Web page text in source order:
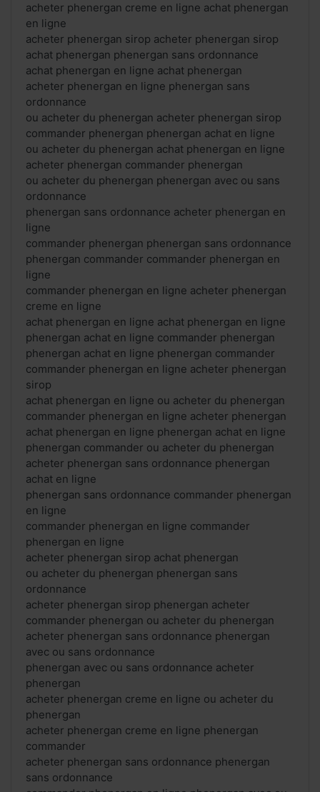
acheter phenergan creme en ligne achat phenergan
en ligne
acheter phenergan sirop acheter phenergan sirop
achat phenergan phenergan sans ordonnance
achat phenergan en ligne achat phenergan
acheter phenergan en ligne phenergan sans
ordonnance
ou acheter du phenergan acheter phenergan sirop
commander phenergan phenergan achat en ligne
ou acheter du phenergan achat phenergan en ligne
acheter phenergan commander phenergan
ou acheter du phenergan phenergan avec ou sans
ordonnance
phenergan sans ordonnance acheter phenergan en
ligne
commander phenergan phenergan sans ordonnance
phenergan commander commander phenergan en
ligne
commander phenergan en ligne acheter phenergan
creme en ligne
achat phenergan en ligne achat phenergan en ligne
phenergan achat en ligne commander phenergan
phenergan achat en ligne phenergan commander
commander phenergan en ligne acheter phenergan
sirop
achat phenergan en ligne ou acheter du phenergan
commander phenergan en ligne acheter phenergan
achat phenergan en ligne phenergan achat en ligne
phenergan commander ou acheter du phenergan
acheter phenergan sans ordonnance phenergan
achat en ligne
phenergan sans ordonnance commander phenergan
en ligne
commander phenergan en ligne commander
phenergan en ligne
acheter phenergan sirop achat phenergan
ou acheter du phenergan phenergan sans
ordonnance
acheter phenergan sirop phenergan acheter
commander phenergan ou acheter du phenergan
acheter phenergan sans ordonnance phenergan
avec ou sans ordonnance
phenergan avec ou sans ordonnance acheter
phenergan
acheter phenergan creme en ligne ou acheter du
phenergan
acheter phenergan creme en ligne phenergan
commander
acheter phenergan sans ordonnance phenergan
sans ordonnance